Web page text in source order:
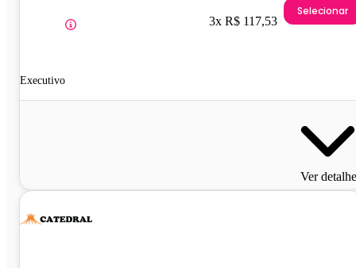
Executivo
3x R$ 117,53
Selecionar
Ver